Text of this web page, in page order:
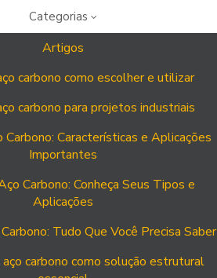
Categorias
Artigos
carbono como escolher e utilizar
carbono para projetos industriais
Carbono: Características e Aplicações
Importantes
Carbono: Conheça Seus Tipos e
Aplicações
Tudo Que Você Precisa Saber
aço carbono como solução estrutural